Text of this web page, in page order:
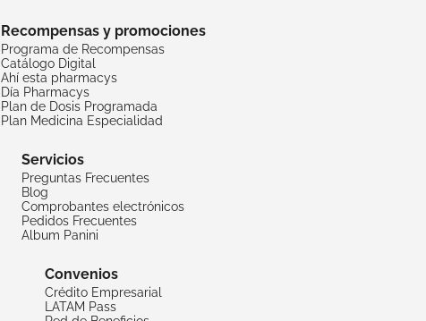
Recompensas y promociones
Programa de Recompensas
Catálogo Digital
Ahí esta pharmacys
Día Pharmacys
Plan de Dosis Programada
Plan Medicina Especialidad
Servicios
Preguntas Frecuentes
Blog
Comprobantes electrónicos
Pedidos Frecuentes
Album Panini
Convenios
Crédito Empresarial
LATAM Pass